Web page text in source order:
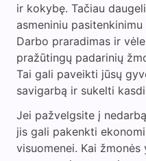
ir kokybę. Tačiau
asmeniniu
Darbo praradimas ir
pražūtingų padarinių
Tai gali paveikti jūsų
savigarbą ir sukelti
Jei pažvelgsite į
jis gali pakenkti
visuomenei. Kai